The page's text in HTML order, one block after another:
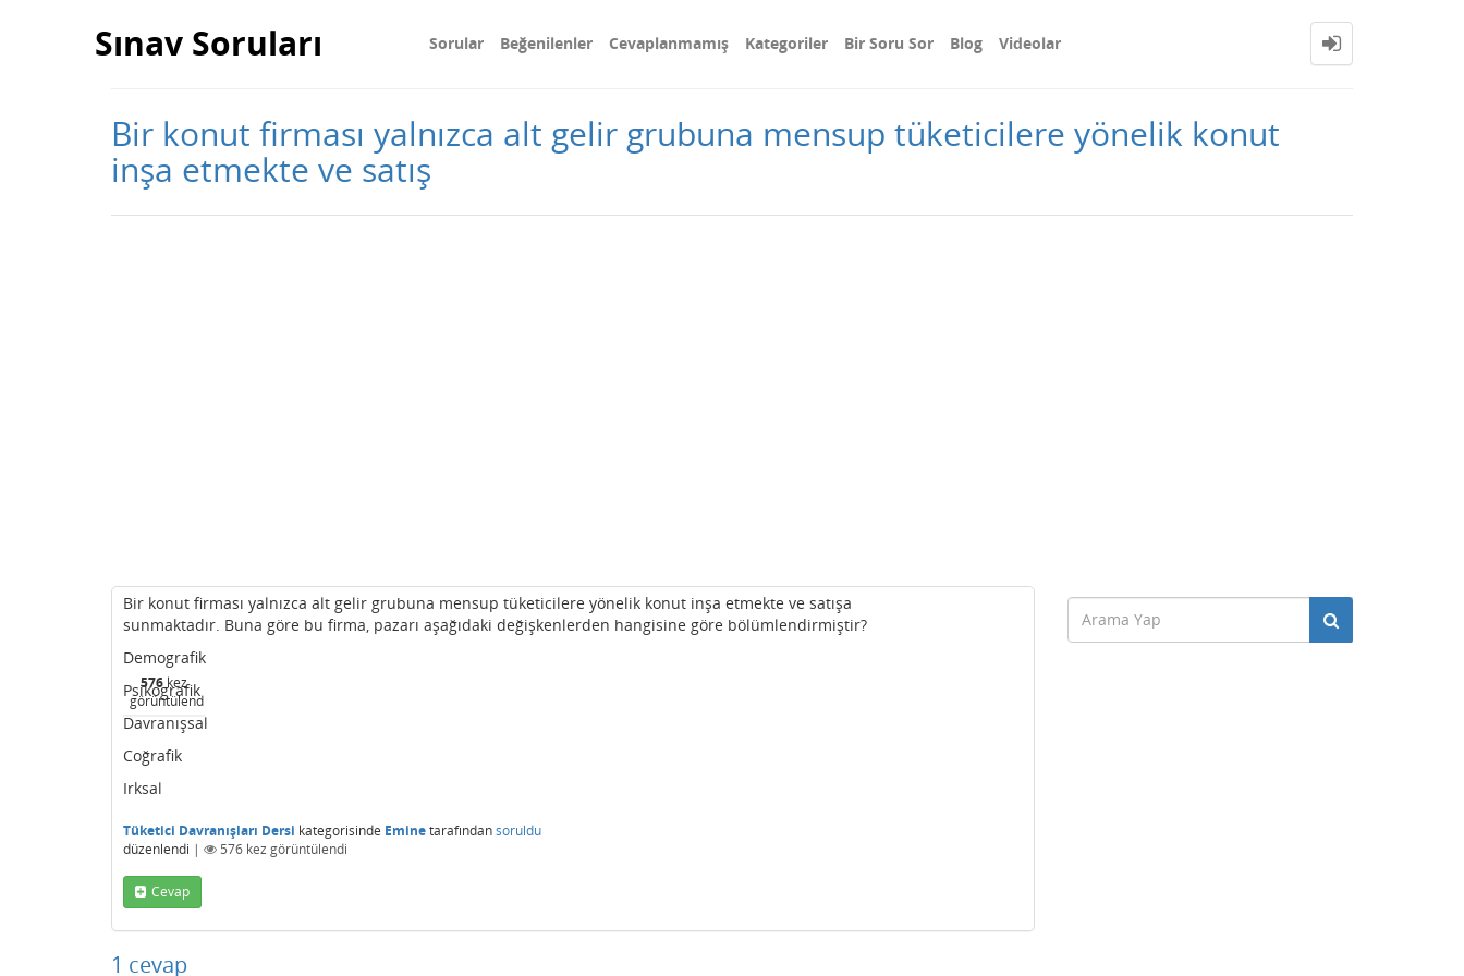
Sınav Soruları Sorular Beğenilenler Cevaplanmamış Kategoriler Bir Soru Sor Blog Videolar
Bir konut firması yalnızca alt gelir grubuna mensup tüketicilere yönelik konut
inşa etmekte ve satış
576 kez
görüntülendi
Bir konut firması yalnızca alt gelir grubuna mensup tüketicilere yönelik konut inşa etmekte ve satışa
sunmaktadır. Buna göre bu firma, pazarı aşağıdaki değişkenlerden hangisine göre bölümlendirmiştir?
Demografik
Psikografik
Davranışsal
Coğrafik
Irksal
Tüketici Davranışları Dersi kategorisinde Eminetarafındansoruldu
düzenlendi | 576 kez görüntülendi
Cevap
1 cevap